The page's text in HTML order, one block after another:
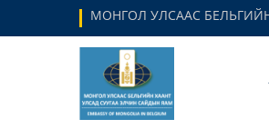
МОНГОЛ УЛСААС БЕЛЬГИЙН